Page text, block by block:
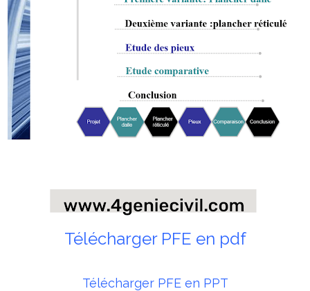
Télécharger PFE en pdf
Télécharger PFE en PPT